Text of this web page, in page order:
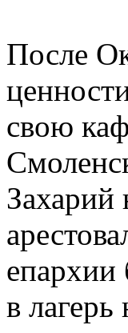
После
свою
Захарий
епархии
в лагерь